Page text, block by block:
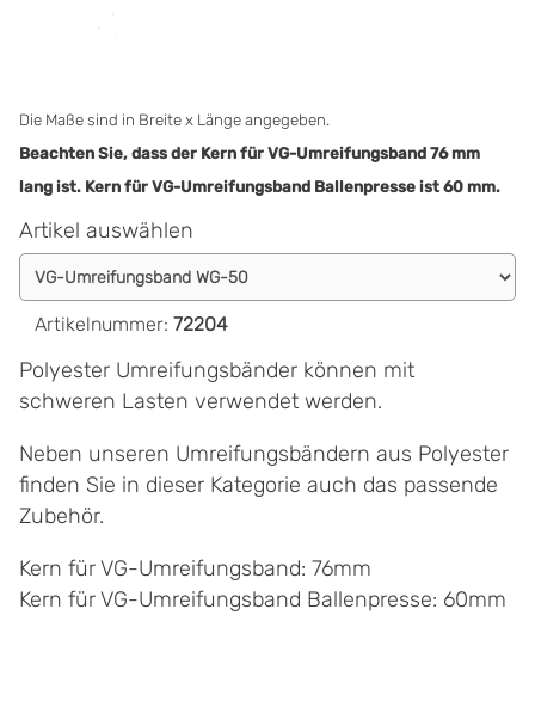
Die Maße sind in Breite x Länge angegeben.
Beachten Sie, dass der Kern für VG-Umreifungsband 76 mm
lang ist. Kern für VG-Umreifungsband Ballenpresse ist 60 mm.
Artikel auswählen
Artikelnummer: 72204
Polyester Umreifungsbänder können mit
schweren Lasten verwendet werden.
Neben unseren Umreifungsbändern aus Polyester
finden Sie in dieser Kategorie auch das passende
Zubehör.
Kern für VG-Umreifungsband: 76mm
Kern für VG-Umreifungsband Ballenpresse: 60mm